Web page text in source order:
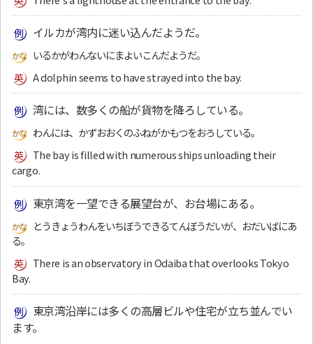
イルカが湾内に迷い込んだようだ。
いるかがわんないにまよいこんだようだ。
A dolphin seems to have strayed into the bay.
湾には、数多くの船が貨物を降ろしている。
わんには、かずおおくのふねがかもつをおろしている。
The bay is filled with numerous ships unloading their
cargo.
東京湾を一望できる展望台が、お台場にある。
とうきょうわんをいちぼうできるてんぼうだいが、おだいばにあ
る。
There is an observatory in Odaiba that overlooks Tokyo
Bay.
東京湾沿岸には多くの高層ビルや住宅が立ち並んでい
ます。